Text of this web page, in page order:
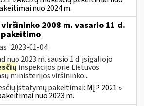
nuo 2024 m.
viršininko 2008 m. vasario 11 d.
pakeitimo
2023-01-04
nuo 2023 m. sausio 1 d. įsigaliojo
inspekcijos prie Lietuvos
ministerijos viršininko...
įstatymų pakeitimai: MĮP 2021 »
nuo 2023 m.